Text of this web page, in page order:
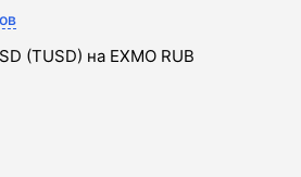
(TUSD) на EXMO RUB